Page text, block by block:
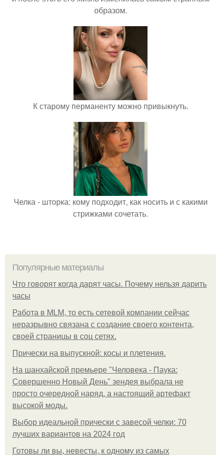
образом.
К старому перманенту можно привыкнуть.
Челка - шторка: кому подходит, как носить и с какими
стрижками сочетать.
Популярные материалы
Что говорят когда дарят часы. Почему нельзя дарить
часы
Работа в MLM, то есть сетевой компании сейчас
неразрывно связана с создание своего контента,
своей страницы в соц сетях.
Прически на выпускной: косы и плетения.
На шанхайской премьере "Человека - Паука:
Совершенно Новый День" зендея выбрала не
просто очередной наряд, а настоящий артефакт
высокой моды.
Выбор идеальной прически с завесой челки: 70
лучших вариантов на 2024 год
Готовы ли вы, невесты, к одному из самых